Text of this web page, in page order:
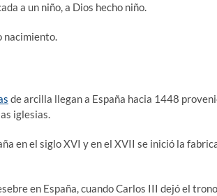
a un niño, a Dios hecho niño.
nacimiento.
de arcilla llegan a España hacia 1448
iglesias.
en el siglo XVI y en el XVII se inició la
en España, cuando Carlos III dejó el